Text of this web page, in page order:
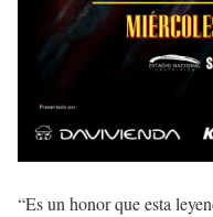
“Es un honor que esta